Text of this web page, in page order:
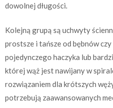
dowolnej długości.
Kolejną grupą są uchwyty
prostsze i tańsze od bębnów
pojedynczego haczyka lub
której wąż jest nawijany w
rozwiązaniem dla krótszych
potrzebują zaawansowanych